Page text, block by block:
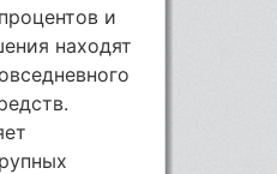
и
находят